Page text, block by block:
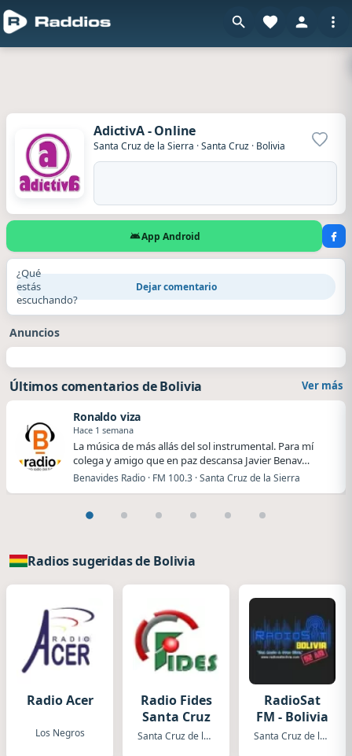
AdictivA - Online
Santa Cruz de la Sierra ·Santa Cruz · Bolivia
App Android
¿Qué
estás
escuchando?
Dejar comentario
Anuncios
Últimos comentarios de Bolivia Ver más
Ronaldo viza
Hace 1 semana
La música de más allás del sol instrumental. Para mí
colega y amigo que en paz descansa Javier Benav…
Benavides Radio · FM 100.3 · Santa Cruz de la Sierra
Radios sugeridas de Bolivia
Radio Acer
Los Negros
Radio Fides
Santa Cruz
Santa Cruz de la Sierra
RadioSat
FM - Bolivia
Santa Cruz de la Sierra